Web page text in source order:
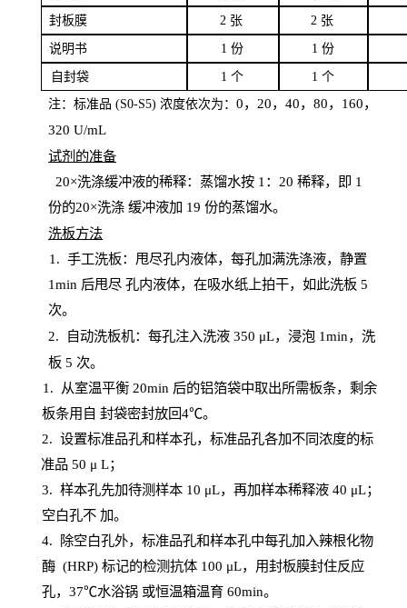
封板膜 2 张 2 张
说明书 1 份 1 份
自封袋 1 个 1 个
注：标准品 (S0-S5) 浓度依次为： 0，20，40，80，160，
320 U/mL
试剂的准备
20×洗涤缓冲液的稀释：蒸馏水按 1：20 稀释，即 1
份的20×洗涤 缓冲液加 19 份的蒸馏水。
洗板方法
1. 手工洗板：甩尽孔内液体，每孔加满洗涤液，静置
1min 后甩尽 孔内液体，在吸水纸上拍干，如此洗板 5
次。
2.
自动洗板机：每孔注入洗液 350 μL，浸泡 1min，洗
板 5 次。
1 . 从室温平衡 20min 后的铝箔袋中取出所需板条，剩余
板条用自 封袋密封放回4℃。
2. 设置标准品孔和样本孔，标准品孔各加不同浓度的标
准品 50 μ L；
3. 样本孔先加待测样本 10 μL，再加样本稀释液 40 μL；
空白孔不 加。
4.
除空白孔外，标准品孔和样本孔中每孔加入辣根化物
酶 (HRP) 标记的检测抗体 100 μL，用封板膜封住反应
孔， 37℃水浴锅 或恒温箱温育60min。